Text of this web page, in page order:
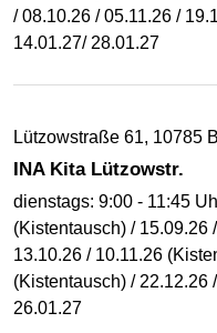
/ 08.10.26 / 05.11.26 /
14.01.27/ 28.01.27
Lützowstraße 61, 10785
INA Kita Lützowstr.
dienstags: 9:00 - 11:45
(Kistentausch) / 15.09.26
13.10.26 / 10.11.26
(Kistentausch) / 22.12.26
26.01.27